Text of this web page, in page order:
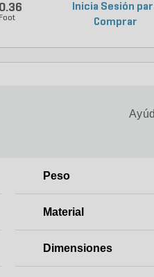
Foot
Inicia Sesión
Comprar
Peso
Material
Dimensiones